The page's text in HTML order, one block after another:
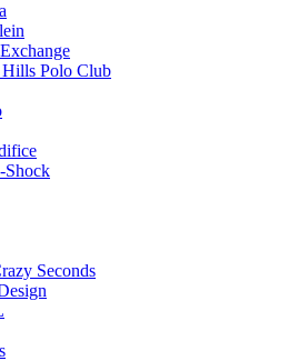
Polo Club
Shock
Seconds